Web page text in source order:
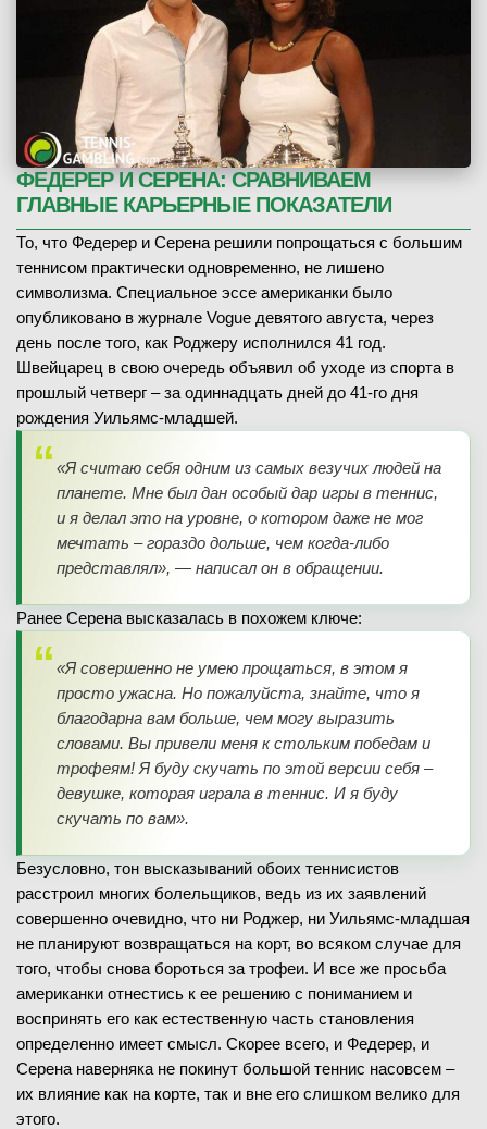
ФЕДЕРЕР И СЕРЕНА: СРАВНИВАЕМ
ГЛАВНЫЕ КАРЬЕРНЫЕ ПОКАЗАТЕЛИ
То, что Федерер и Серена решили попрощаться с большим
теннисом практически одновременно, не лишено
символизма. Специальное эссе американки было
опубликовано в журнале Vogue девятого августа, через
день после того, как Роджеру исполнился 41 год.
Швейцарец в свою очередь объявил об уходе из спорта в
прошлый четверг – за одиннадцать дней до 41-го дня
рождения Уильямс-младшей.
«Я считаю себя одним из самых везучих людей на
планете. Мне был дан особый дар игры в теннис,
и я делал это на уровне, о котором даже не мог
мечтать – гораздо дольше, чем когда-либо
представлял», — написал он в обращении.
Ранее Серена высказалась в похожем ключе:
«Я совершенно не умею прощаться, в этом я
просто ужасна. Но пожалуйста, знайте, что я
благодарна вам больше, чем могу выразить
словами. Вы привели меня к стольким победам и
трофеям! Я буду скучать по этой версии себя –
девушке, которая играла в теннис. И я буду
скучать по вам».
Безусловно, тон высказываний обоих теннисистов
расстроил многих болельщиков, ведь из их заявлений
совершенно очевидно, что ни Роджер, ни Уильямс-младшая
не планируют возвращаться на корт, во всяком случае для
того, чтобы снова бороться за трофеи. И все же просьба
американки отнестись к ее решению с пониманием и
воспринять его как естественную часть становления
определенно имеет смысл. Скорее всего, и Федерер, и
Серена наверняка не покинут большой теннис насовсем –
их влияние как на корте, так и вне его слишком велико для
этого.